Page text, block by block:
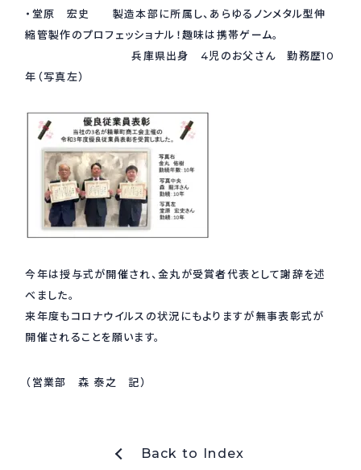
webカタログ
・堂原 宏史 製造本部に所属し、あらゆるノンメタル型伸
縮管製作のプロフェッショナル！趣味は携帯ゲーム。
兵庫県出身 4児のお父さん 勤務歴10
年（写真左）
今年は授与式が開催され、金丸が受賞者代表として謝辞を述
べました。
来年度もコロナウイルスの状況にもよりますが無事表彰式が
開催されることを願います。
（営業部 森 泰之 記）
Back to Index